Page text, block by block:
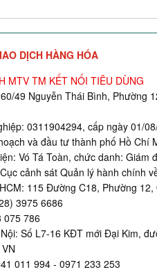
DỊCH HÀNG HÓA
MTV TM KẾT NỐI TIÊU DÙNG
49 Nguyễn Thái Bình, Phường
0311904294, cấp ngày 01/
và đầu tư thành phố Hồ Chí
Vó Tá Toàn, chức danh: Giám
cảnh sát Quản lý hành chính
115 Đường C18, Phường
3975 6686
075 786
Số L7-16 KĐT mới Đại Kim,
011 994 - 0971 233 253